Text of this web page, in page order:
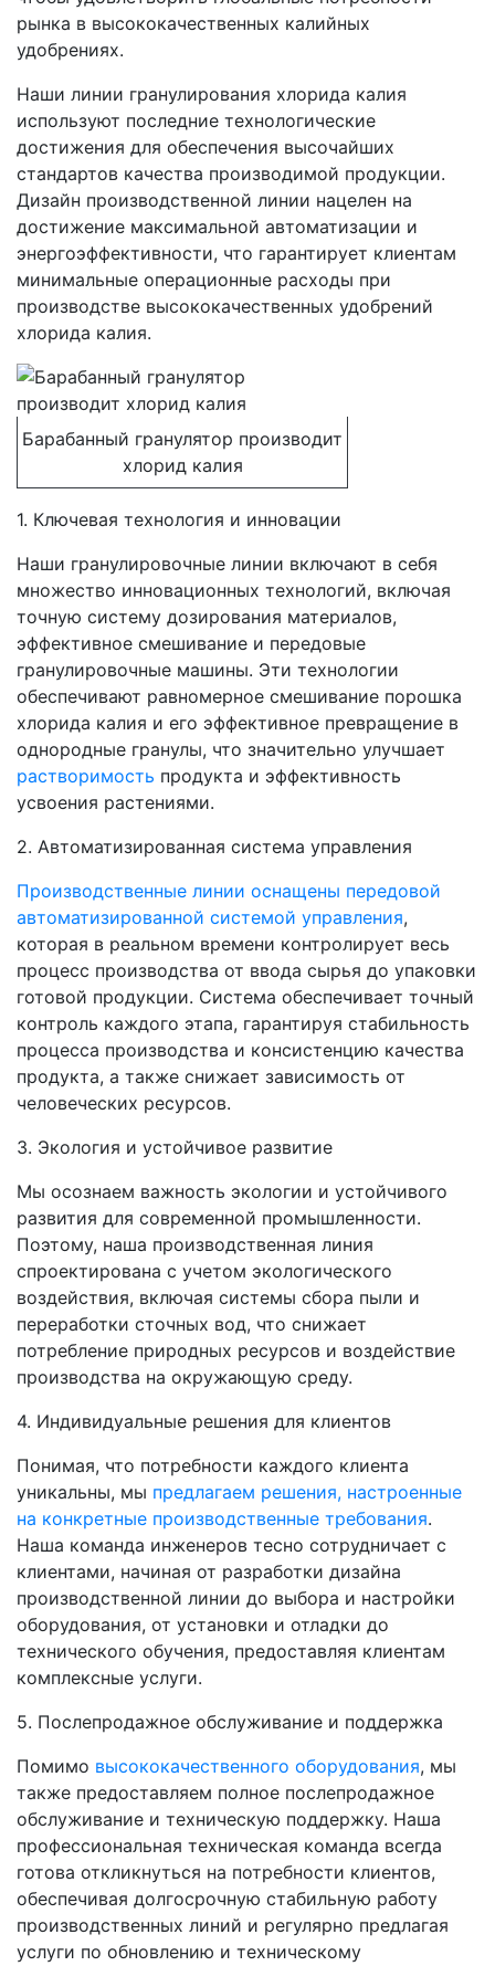
рынка в высококачественных калийных
удобрениях.
Наши линии гранулирования хлорида калия
используют последние технологические
достижения для обеспечения высочайших
стандартов качества производимой продукции.
Дизайн производственной линии нацелен на
достижение максимальной автоматизации и
энергоэффективности, что гарантирует клиентам
минимальные операционные расходы при
производстве высококачественных удобрений
хлорида калия.
Барабанный гранулятор производит
хлорид калия
1. Ключевая технология и инновации
Наши гранулировочные линии включают в себя
множество инновационных технологий, включая
точную систему дозирования материалов,
эффективное смешивание и передовые
гранулировочные машины. Эти технологии
обеспечивают равномерное смешивание порошка
хлорида калия и его эффективное превращение в
однородные гранулы, что значительно улучшает
растворимость продукта и эффективность
усвоения растениями.
2. Автоматизированная система управления
Производственные линии оснащены передовой
автоматизированной системой управления,
которая в реальном времени контролирует весь
процесс производства от ввода сырья до упаковки
готовой продукции. Система обеспечивает точный
контроль каждого этапа, гарантируя стабильность
процесса производства и консистенцию качества
продукта, а также снижает зависимость от
человеческих ресурсов.
3. Экология и устойчивое развитие
Мы осознаем важность экологии и устойчивого
развития для современной промышленности.
Поэтому, наша производственная линия
спроектирована с учетом экологического
воздействия, включая системы сбора пыли и
переработки сточных вод, что снижает
потребление природных ресурсов и воздействие
производства на окружающую среду.
4. Индивидуальные решения для клиентов
Понимая, что потребности каждого клиента
уникальны, мы предлагаем решения, настроенные
на конкретные производственные требования.
Наша команда инженеров тесно сотрудничает с
клиентами, начиная от разработки дизайна
производственной линии до выбора и настройки
оборудования, от установки и отладки до
технического обучения, предоставляя клиентам
комплексные услуги.
5. Послепродажное обслуживание и поддержка
Помимо высококачественного оборудования, мы
также предоставляем полное послепродажное
обслуживание и техническую поддержку. Наша
профессиональная техническая команда всегда
готова откликнуться на потребности клиентов,
обеспечивая долгосрочную стабильную работу
производственных линий и регулярно предлагая
услуги по обновлению и техническому